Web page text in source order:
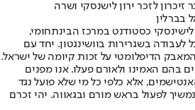
זיכרון לזכר ירון לישנסקי ושרה
בברלין
כסטודנט במרכז הבינתחומי,
לעבודה בשגרירות בוושינגטון. יחד עם
הדיפלומטי על זכות קיומה של ישראל.
בהם האמינו ולאורם פעלו. אנו מפנים
אלא כלפי כל מי שלא פועל נגד
לפעול בראש מורם ובגאווה. יהי זכרם